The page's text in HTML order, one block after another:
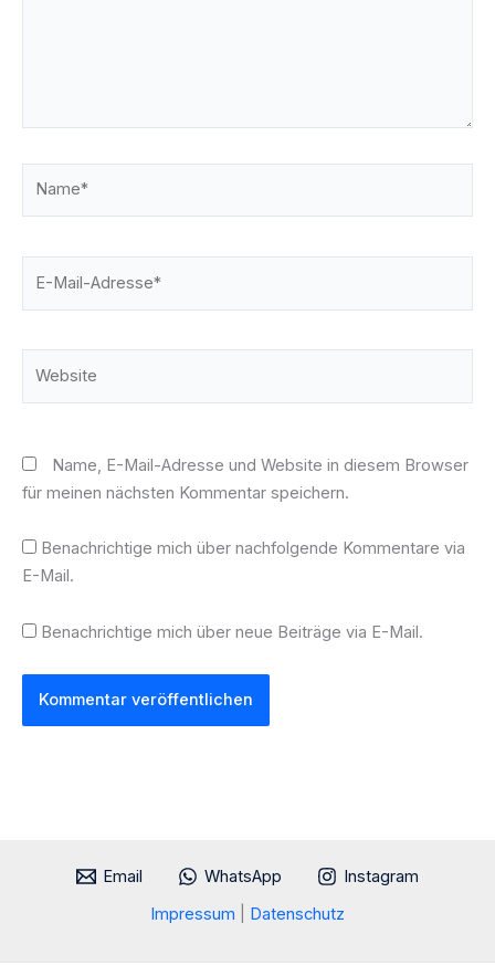
Name, E-Mail-Adresse und Website in diesem Browser
für meinen nächsten Kommentar speichern.
Benachrichtige mich über nachfolgende Kommentare via
E-Mail.
Benachrichtige mich über neue Beiträge via E-Mail.
Email WhatsApp
Instagram
Impressum
Datenschutz